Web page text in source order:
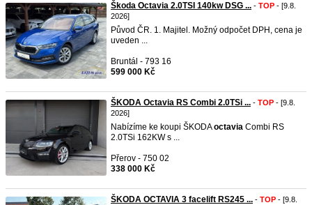
Škoda Octavia 2.0TSI 140kw DSG ... - TOP - [9.8.
2026]
Původ ČR. 1. Majitel. Možný odpočet DPH, cena je
uveden ...
Bruntál - 793 16
599 000 Kč
ŠKODA Octavia RS Combi 2.0TSi ... - TOP - [9.8.
2026]
Nabízíme ke koupi ŠKODAoctavia Combi RS
2.0TSi 162KW s ...
Přerov - 750 02
338 000 Kč
ŠKODA OCTAVIA 3 facelift RS245 ... - TOP - [9.8.